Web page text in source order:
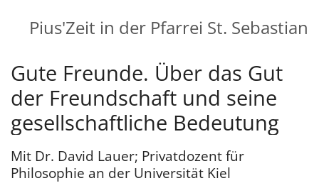
Pius'Zeit in der Pfarrei St. Sebastian
Gute Freunde. Über das Gut
der Freundschaft und seine
gesellschaftliche Bedeutung
Mit Dr. David Lauer; Privatdozent für
Philosophie an der Universität Kiel